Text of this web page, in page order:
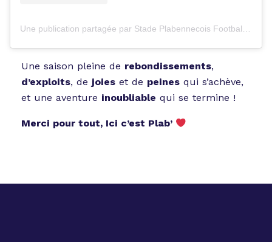
Une saison pleine de rebondissements,
d’exploits, de joieset de peinesqui s’achève,
et une aventure inoubliable qui se termine !
Merci pour tout, Ici c’est Plab’